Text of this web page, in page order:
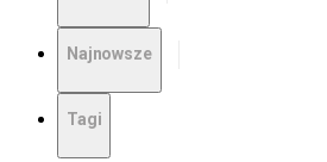
Najnowsze
Tagi